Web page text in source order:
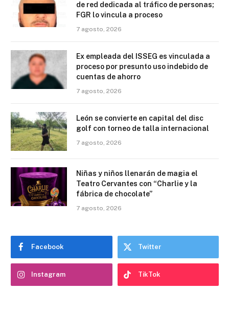
de red dedicada al tráfico de personas;
FGR lo vincula a proceso
7 agosto, 2026
Ex empleada del ISSEG es vinculada a
proceso por presunto uso indebido de
cuentas de ahorro
7 agosto, 2026
León se convierte en capital del disc
golf con torneo de talla internacional
7 agosto, 2026
Niñas y niños llenarán de magia el
Teatro Cervantes con “Charlie y la
fábrica de chocolate”
7 agosto, 2026
Facebook Twitter
Instagram TikTok